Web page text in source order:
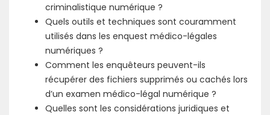
criminalistique numérique ?
Quels outils et techniques sont couramment
utilisés dans les enquest médico-légales
numériques ?
Comment les enquêteurs peuvent-ils
récupérer des fichiers supprimés ou cachés lors
d’un examen médico-légal numérique ?
Quelles sont les considérations juridiques et